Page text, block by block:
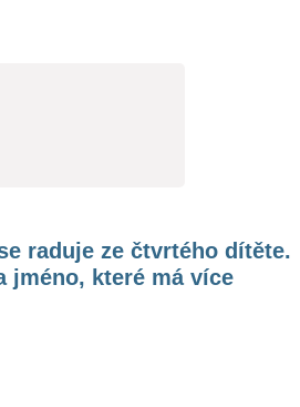
raduje ze čtvrtého dítěte.
jméno, které má více